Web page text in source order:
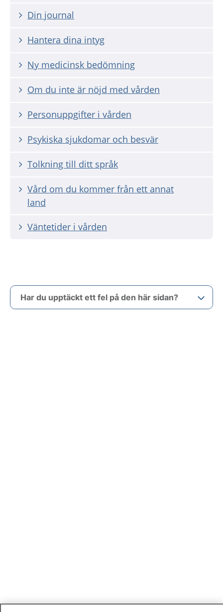
Din journal
Hantera dina intyg
Ny medicinsk bedömning
Om du inte är nöjd med vården
Personuppgifter i vården
Psykiska sjukdomar och besvär
Tolkning till ditt språk
Vård om du kommer från ett annat
land
Väntetider i vården
Har du upptäckt ett fel på den här sidan?